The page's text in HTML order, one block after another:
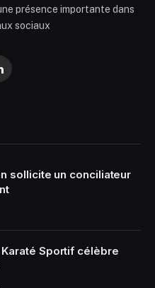
présence importante dans
sociaux
sollicite un conciliateur
Sportif célèbre